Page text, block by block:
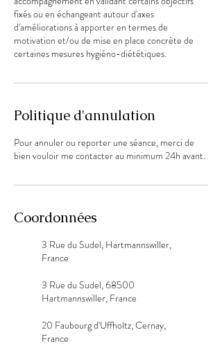
fixés ou en échangeant autour d'axes
d'améliorations à apporter en termes de
motivation et/ou de mise en place concrète de
certaines mesures hygiéno-diététiques.
Politique d'annulation
Pour annuler ou reporter une séance, merci de
bien vouloir me contacter au minimum 24h avant.
Coordonnées
3 Rue du Sudel, Hartmannswiller,
France
3 Rue du Sudel, 68500
Hartmannswiller, France
20 Faubourg d'Uffholtz, Cernay,
France